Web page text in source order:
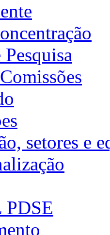
setores e